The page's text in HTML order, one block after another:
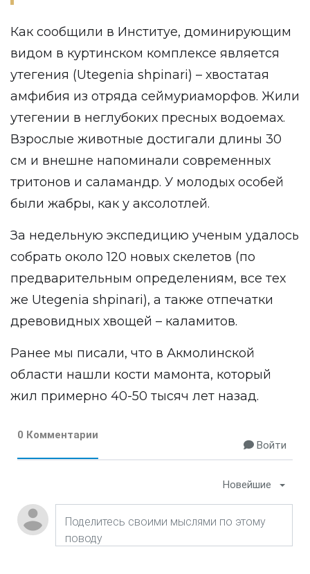
Как сообщили в Институе, доминирующим
видом в куртинском комплексе является
утегения (Utegenia shpinari) – хвостатая
амфибия из отряда сеймуриаморфов. Жили
утегении в неглубоких пресных водоемах.
Взрослые животные достигали длины 30
см и внешне напоминали современных
тритонов и саламандр. У молодых особей
были жабры, как у аксолотлей.
За недельную экспедицию ученым удалось
собрать около 120 новых скелетов (по
предварительным определениям, все тех
же Utegenia shpinari), а также отпечатки
древовидных хвощей – каламитов.
Ранее мы писали, что в Акмолинской
области нашли кости мамонта, который
жил примерно 40-50 тысяч лет назад.
0 Комментарии
Войти
Новейшие